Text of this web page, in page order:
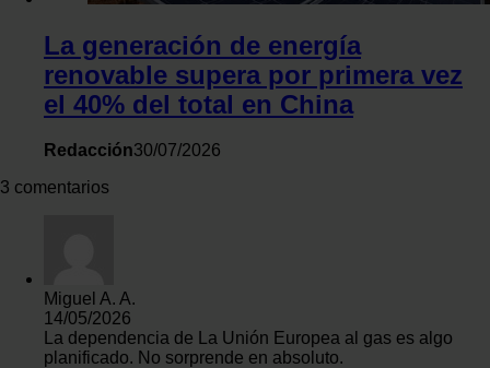
La generación de energía
renovable supera por primera vez
el 40% del total en China
Redacción30/07/2026
3 comentarios
Miguel A. A.
14/05/2026
La dependencia de La Unión Europea al gas es algo
planificado. No sorprende en absoluto.